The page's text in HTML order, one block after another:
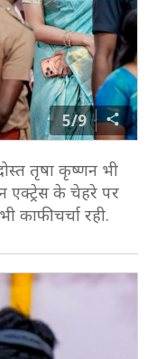
5/9
तृषा कृष्णन भी
एक्ट्रेस के चेहरे पर
चर्चा रही.